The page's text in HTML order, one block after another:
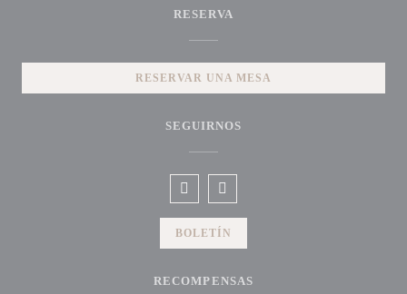
RESERVA
RESERVAR UNA MESA
SEGUIRNOS
Facebook ((abre en una nueva
Instagram ((abre en una nueva
BOLETÍN
RECOMPENSAS